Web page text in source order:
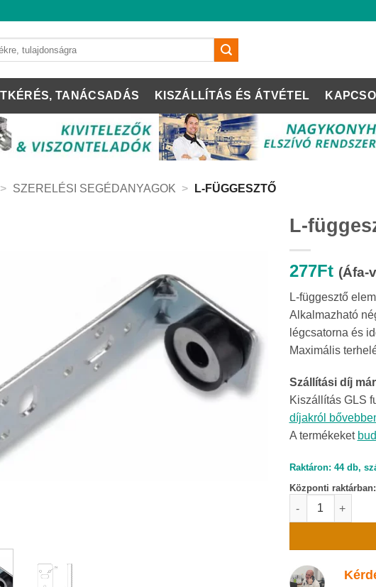
TANÁCSADÁS KISZÁLLÍTÁS ÉS ÁTVÉTEL
> SZERELÉSI SEGÉDANYAGOK > L-FÜGGESZTŐ
L-
277Ft (Áfa-
L-függesztő
Alkalmazható
légcsatorna és
Maximális
Szállítási díj
Kiszállítás GLS
díjakról
A termékeket
Raktáron: 44 db,
Központi raktárban:
L-függesztő